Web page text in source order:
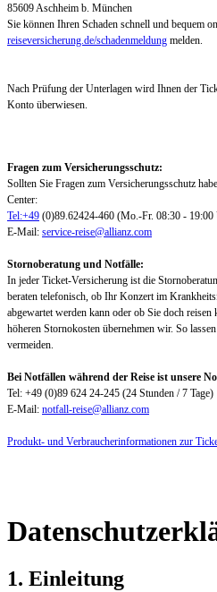
85609 Aschheim b. München
Sie können Ihren Schaden schnell und bequem
reiseversicherung.de/schadenmeldung melden.
Nach Prüfung der Unterlagen wird Ihnen der
Konto überwiesen.
Fragen zum Versicherungsschutz:
Sollten Sie Fragen zum Versicherungsschutz
Center:
Tel:+49 (0)89.62424-460 (Mo.-Fr. 08:30 -
E-Mail: service-reise@allianz.com
Stornoberatung und Notfälle:
In jeder Ticket-Versicherung ist die
beraten telefonisch, ob Ihr Konzert im
abgewartet werden kann oder ob Sie doch
höheren Stornokosten übernehmen wir. So
vermeiden.
Bei Notfällen während der Reise ist unsere
Tel: +49 (0)89 624 24-245 (24 Stunden / 7 Tage)
E-Mail: notfall-reise@allianz.com
Produkt- und Verbraucherinformationen zur
1. Einleitung